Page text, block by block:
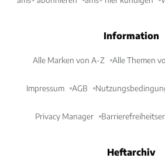
Information
Alle Marken von A-Z Alle Themen
Impressum AGB
Privacy Manager
Heftarchiv